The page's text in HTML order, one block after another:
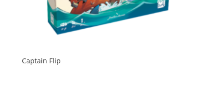
Captain Flip